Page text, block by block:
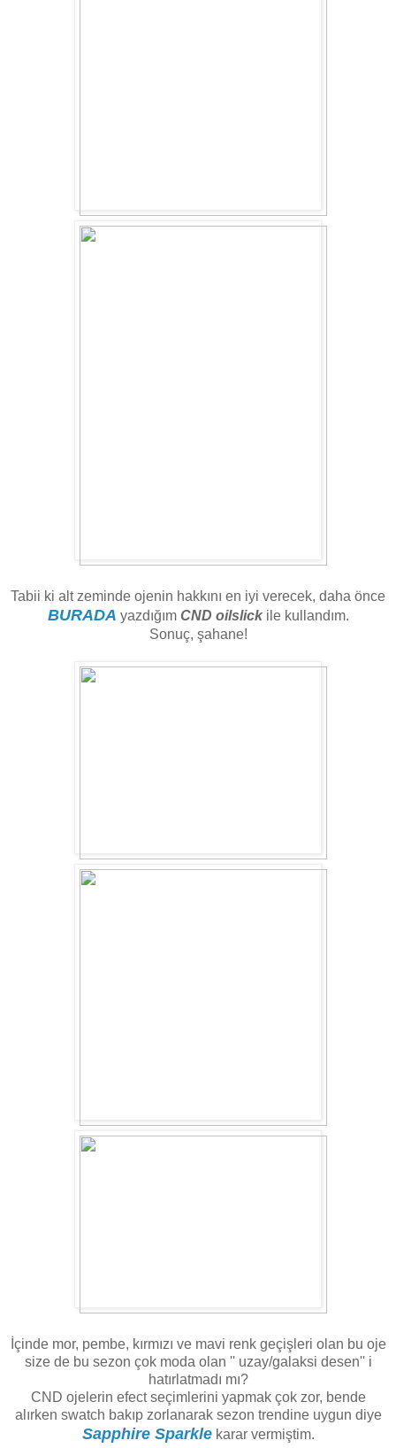
Tabii ki alt zeminde ojenin hakkını en iyi verecek, daha önce
BURADA yazdığım CND oilslickile kullandım.
Sonuç, şahane!
İçinde mor, pembe, kırmızı ve mavi renk geçişleri olan bu oje
size de bu sezon çok moda olan '' uzay/galaksi desen'' i
hatırlatmadı mı?
CND ojelerin efect seçimlerini yapmak çok zor, bende
alırken swatch bakıp zorlanarak sezon trendine uygun diye
Sapphire Sparklekarar vermiştim.